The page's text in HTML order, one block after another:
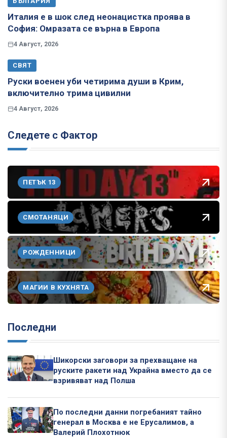
Италия е в шок след неонацистка проява в
София: Омразата се върна в Европа
4 Август, 2026
СВЯТ
Руски военен уби четирима души в Крим,
включително трима цивилни
4 Август, 2026
Следете с Фактор
ПЕТЪК 13
СМОТАНЯЦИ
РОЖДЕННИЦИ
МАГИИ В КУХНЯТА
Последни
Шикорски заговори за прехващане на
руските ракети над Украйна вместо да се
взривяват над Полша
По последни данни погребаният тайно
генерал в Москва е не Ерусалимов, а
Валерий Плохотнюк